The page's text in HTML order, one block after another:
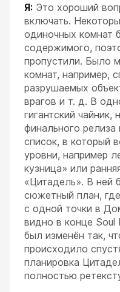
Я: Это хороший
включать.
одиночных комнат
содержимого,
пропустили. Было
комнат, например,
разрушаемых
врагов и т. д. В
гигантский
финального
список, в который
уровни, например
кузница» или
«Цитадель». В ней
сюжетный план,
с одной точки в
видно в конце
был изменён так,
происходило
планировка
полностью